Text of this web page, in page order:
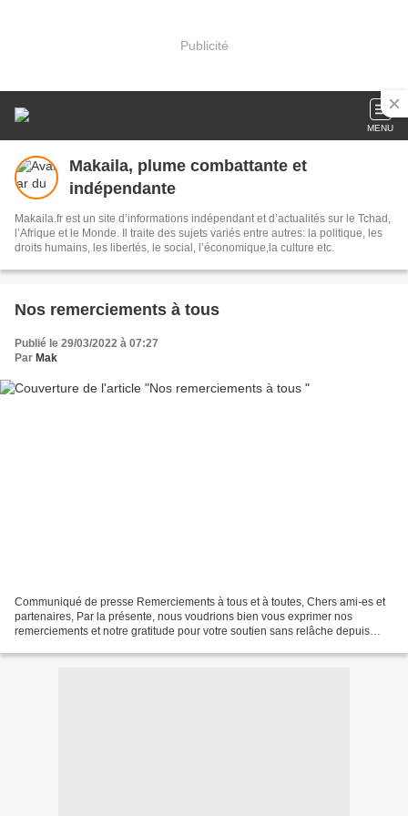
Publicité
MENU
Makaila, plume combattante et
indépendante
Makaila.fr est un site d’informations indépendant et d’actualités sur le Tchad,
l’Afrique et le Monde. Il traite des sujets variés entre autres: la politique, les
droits humains, les libertés, le social, l’économique,la culture etc.
Nos remerciements à tous
Publié le 29/03/2022 à 07:27
Par Mak
Communiqué de presse Remerciements à tous et à toutes, Chers ami-es et
partenaires, Par la présente, nous voudrions bien vous exprimer nos
remerciements et notre gratitude pour votre soutien sans relâche depuis